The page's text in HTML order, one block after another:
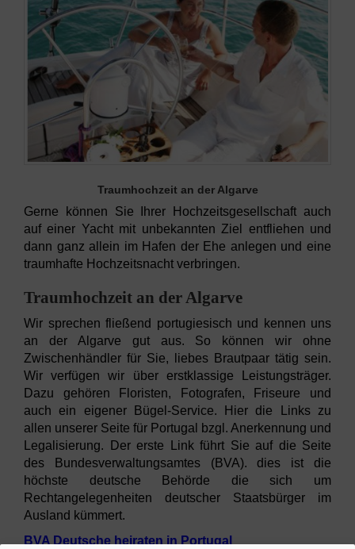
Traumhochzeit an der Algarve
Gerne können Sie Ihrer Hochzeitsgesellschaft auch
auf einer Yacht mit unbekannten Ziel entfliehen und
dann ganz allein im Hafen der Ehe anlegen und eine
traumhafte Hochzeitsnacht verbringen.
Traumhochzeit an der Algarve
Wir sprechen fließend portugiesisch und kennen uns
an der Algarve gut aus. So können wir ohne
Zwischenhändler für Sie, liebes Brautpaar tätig sein.
Wir verfügen wir über erstklassige Leistungsträger.
Dazu gehören Floristen, Fotografen, Friseure und
auch ein eigener Bügel-Service. Hier die Links zu
allen unserer Seite für Portugal bzgl. Anerkennung und
Legalisierung. Der erste Link führt Sie auf die Seite
des Bundesverwaltungsamtes (BVA). dies ist die
höchste deutsche Behörde die sich um
Rechtangelegenheiten deutscher Staatsbürger im
Ausland kümmert.
BVA Deutsche heiraten in Portugal